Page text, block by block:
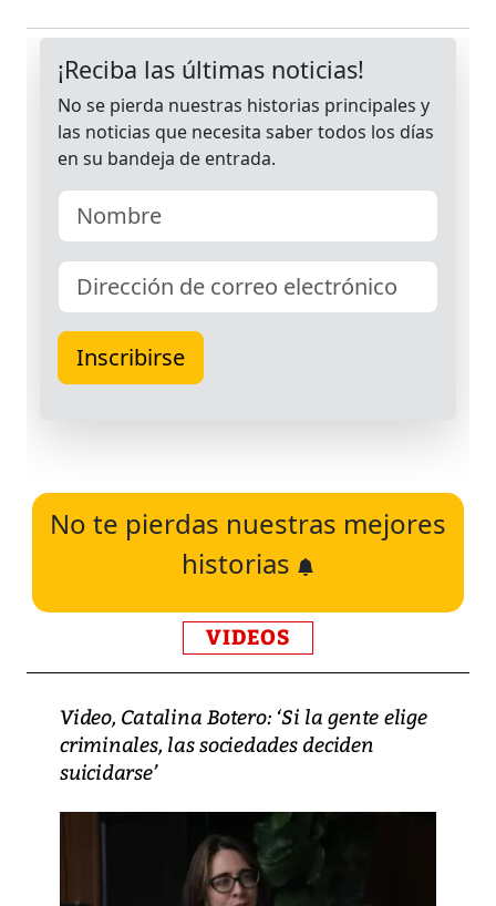
No te pierdas nuestras mejores
historias
VIDEOS
Video, Catalina Botero: ‘Si la gente elige
criminales, las sociedades deciden
suicidarse’